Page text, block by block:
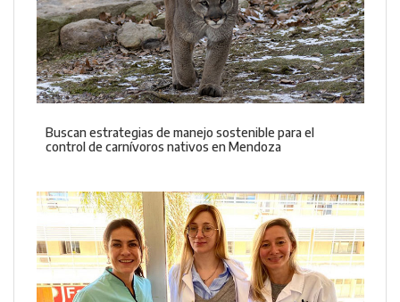
Buscan estrategias de manejo sostenible para el
control de carnívoros nativos en Mendoza